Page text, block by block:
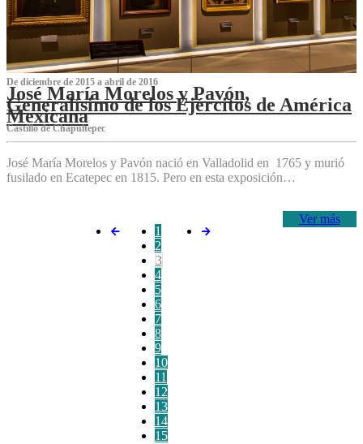
De diciembre de 2015 a abril de 2016
José María Morelos y Pavón,
Generalísimo de los Ejércitos de América
Mexicana
C‌astillo de Chapultepec
José María Morelos y Pavón nació en Valladolid en 1765 y murió
fusilado en Ecatepec en 1815. Pero en esta exposición…
Ver más
1
2
3
4
5
6
7
8
9
10
11
12
13
14
15